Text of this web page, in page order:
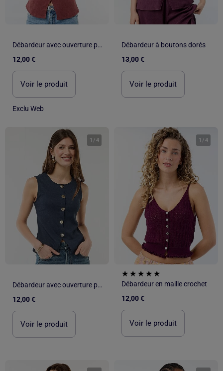
Débardeur avec ouverture par boutons dorés martelés
12,00 €
Voir le produit
Exclu Web
Débardeur à boutons dorés
13,00 €
Voir le produit
1 /4
Débardeur avec ouverture par boutons dorés martelés
12,00 €
Voir le produit
1 /4
Débardeur en maille crochet
12,00 €
Voir le produit